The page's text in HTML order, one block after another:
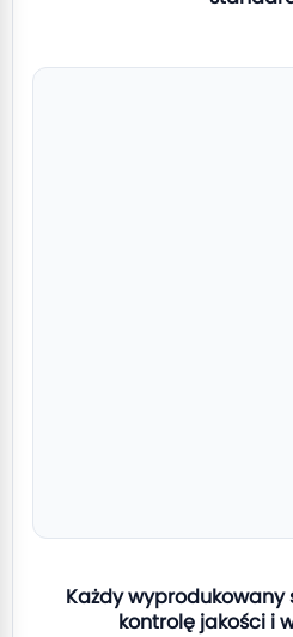
Każdy wyprodukowany
kontrolę jakości i